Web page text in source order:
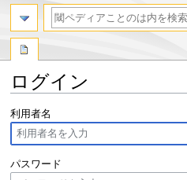
ログイン
ナ
ビ
ゲ
ー
シ
検
索
に
移
動
利用者名
パスワード